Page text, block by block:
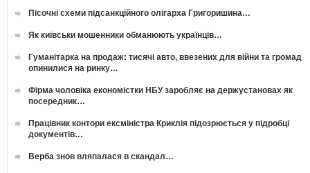
Пісочні схеми підсанкційного олігарха Григоришина…
Як київськи мошенники обманюють українців…
Гуманітарка на продаж: тисячі авто, ввезених для війни та громад
опинилися на ринку…
Фірма чоловіка економістки НБУ заробляє на держустановах як
посередник…
Працівник контори ексміністра Криклія підозрюється у підробці
документів…
Верба знов вляпалася в скандал…